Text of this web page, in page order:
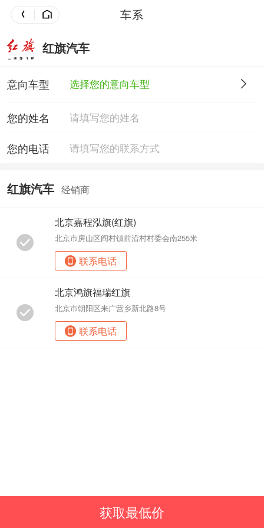
车系
红旗汽车
意向车型 选择您的意向车型
您的姓名
您的电话
红旗汽车 经销商
北京嘉程泓旗(红旗)
北京市房山区阎村镇前沿村村委会南255米
联系电话
北京鸿旗福瑞红旗
北京市朝阳区来广营乡新北路8号
联系电话
获取最低价